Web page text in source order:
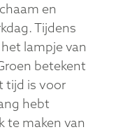
en
Tijdens
lampje van
betekent
tijd is voor
hebt
te maken van